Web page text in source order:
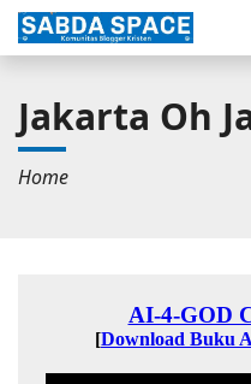
Jakarta Oh
Home